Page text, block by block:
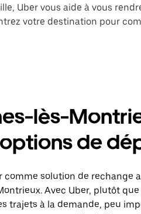
Uber vous aide à vous
votre destination pour
lès-
de
comme solution de rechange
Avec Uber, plutôt
trajets à la demande, peu